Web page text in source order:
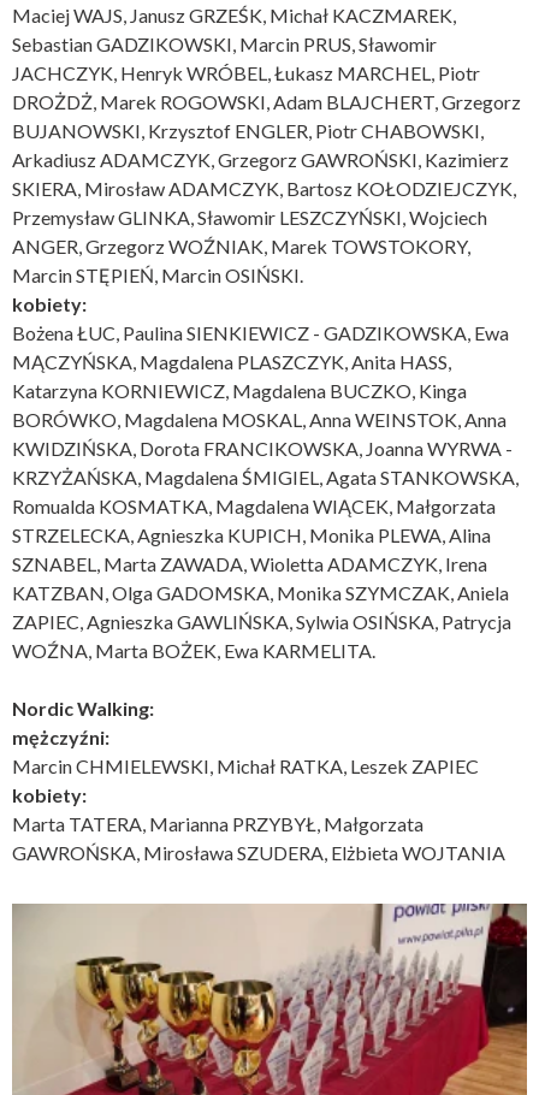
Maciej WAJS, Janusz GRZEŚK, Michał KACZMAREK,
Sebastian GADZIKOWSKI, Marcin PRUS, Sławomir
JACHCZYK, Henryk WRÓBEL, Łukasz MARCHEL, Piotr
DROŻDŻ, Marek ROGOWSKI, Adam BLAJCHERT, Grzegorz
BUJANOWSKI, Krzysztof ENGLER, Piotr CHABOWSKI,
Arkadiusz ADAMCZYK, Grzegorz GAWROŃSKI, Kazimierz
SKIERA, Mirosław ADAMCZYK, Bartosz KOŁODZIEJCZYK,
Przemysław GLINKA, Sławomir LESZCZYŃSKI, Wojciech
ANGER, Grzegorz WOŹNIAK, Marek TOWSTOKORY,
Marcin STĘPIEŃ, Marcin OSIŃSKI.
kobiety:
Bożena ŁUC, Paulina SIENKIEWICZ - GADZIKOWSKA, Ewa
MĄCZYŃSKA, Magdalena PLASZCZYK, Anita HASS,
Katarzyna KORNIEWICZ, Magdalena BUCZKO, Kinga
BORÓWKO, Magdalena MOSKAL, Anna WEINSTOK, Anna
KWIDZIŃSKA, Dorota FRANCIKOWSKA, Joanna WYRWA -
KRZYŻAŃSKA, Magdalena ŚMIGIEL, Agata STANKOWSKA,
Romualda KOSMATKA, Magdalena WIĄCEK, Małgorzata
STRZELECKA, Agnieszka KUPICH, Monika PLEWA, Alina
SZNABEL, Marta ZAWADA, Wioletta ADAMCZYK, Irena
KATZBAN, Olga GADOMSKA, Monika SZYMCZAK, Aniela
ZAPIEC, Agnieszka GAWLIŃSKA, Sylwia OSIŃSKA, Patrycja
WOŹNA, Marta BOŻEK, Ewa KARMELITA.
Nordic Walking:
mężczyźni:
Marcin CHMIELEWSKI, Michał RATKA, Leszek ZAPIEC
kobiety:
Marta TATERA, Marianna PRZYBYŁ, Małgorzata
GAWROŃSKA, Mirosława SZUDERA, Elżbieta WOJTANIA